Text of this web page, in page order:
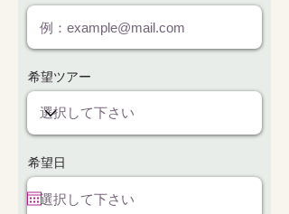
希望ツアー
希望日
e
u